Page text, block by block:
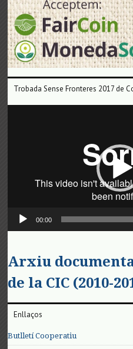
Trobada Sense Fronteres 2017 de
00:00
Arxiu
de la CIC (2010-
Enllaços
Butlletí Cooperatiu